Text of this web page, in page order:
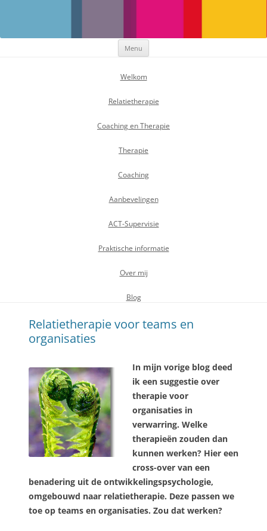
Menu
Welkom
Relatietherapie
Coaching en Therapie
Therapie
Coaching
Aanbevelingen
ACT-Supervisie
Praktische informatie
Over mij
Blog
Relatietherapie voor teams en
organisaties
In mijn vorige blog deed
ik een suggestie over
therapie voor
organisaties in
verwarring. Welke
therapieën zouden dan
kunnen werken? Hier een
cross-over van een
benadering uit de ontwikkelingspsychologie,
omgebouwd naar relatietherapie. Deze passen we
toe op teams en organisaties. Zou dat werken?